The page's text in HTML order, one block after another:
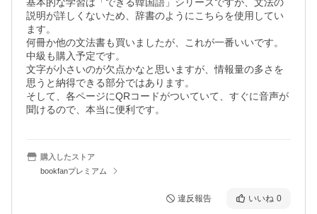
説明が詳しくないため、辞書のようにこちらを使用してい
ます。
何冊か他の文法書も買いましたが、これが一番いいです。
中級も購入予定です。
文字が小さいのが欠点かなと思いますが、情報量の多さを
思うと納得できる部分ではあります。
そして、各ページにQRコードがついていて、すぐに音声が
聞けるので、本当に便利です。
購入したストア
bookfanプレミアム
違反報告 いいね 0